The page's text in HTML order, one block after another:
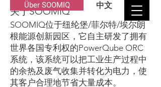
Über SOOMIQ 中文
关于SOOMIQ
SOOMIQ位于纽纶堡/菲尔特/埃尔朗
根能源创新园区，它自主研发了拥有
世界各国专利权的PowerQube ORC
系统，该系统可以把工业生产过程中
的余热及废气收集并转化为电力，使
其客户合理地节省大量成本。